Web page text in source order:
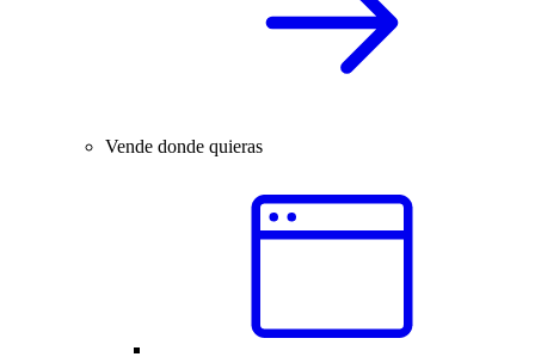
Vende donde quieras